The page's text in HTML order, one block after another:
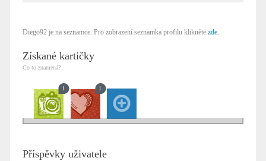
Diego92 je na seznamce. Pro zobrazení seznamka profilu klikněte zde.
Získané kartičky
Co to znamená?
1 1
Příspěvky uživatele